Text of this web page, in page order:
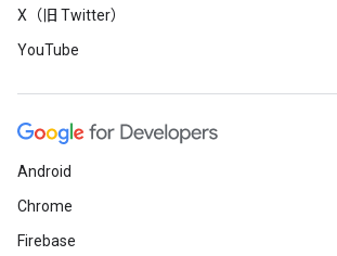
X（旧 Twitter）
YouTube
Android
Chrome
Firebase